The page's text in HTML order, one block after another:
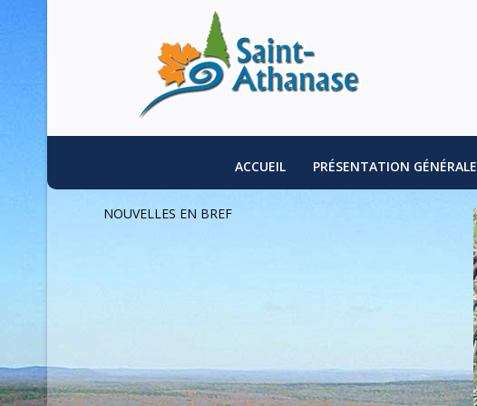
ACCUEIL PRÉSENTATION GÉNÉRALE
NOUVELLES EN BREF